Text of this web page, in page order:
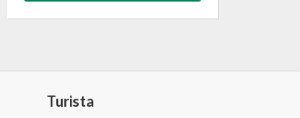
Turista